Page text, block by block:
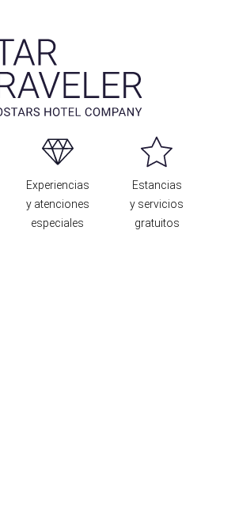
Experiencias
y atenciones
especiales
Estancias
y servicios
gratuitos